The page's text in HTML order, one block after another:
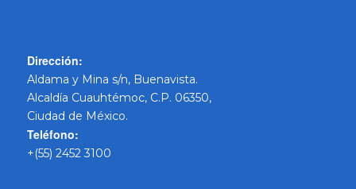
Dirección:
Aldama y Mina s/n, Buenavista.
Alcaldía Cuauhtémoc, C.P. 06350,
Ciudad de México.
Teléfono:
+(55) 2452 3100